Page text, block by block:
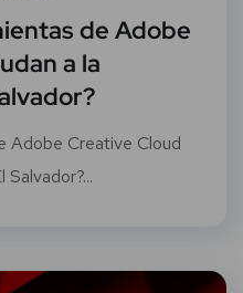
de Adobe
a la
Adobe Creative Cloud
Salvador?...